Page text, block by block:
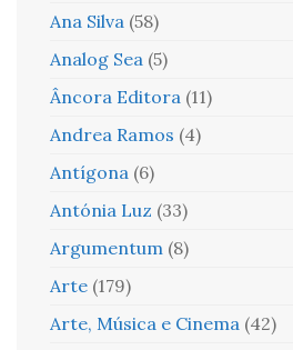
Ana Silva (58)
Analog Sea (5)
Âncora Editora (11)
Andrea Ramos (4)
Antígona (6)
Antónia Luz (33)
Argumentum (8)
Arte (179)
Arte, Música e Cinema (42)